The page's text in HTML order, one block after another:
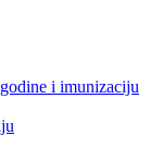
i imunizaciju